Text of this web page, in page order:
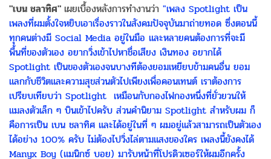
"เบน ชลาทิศ" เผยเบื้องหลังการทำงานว่า "เพลง Spotlight เป็น
เพลงที่ผมตั้งใจหยิบเอาเรื่องราวในสังคมปัจจุบันมาถ่ายทอด ซึ่งตอนนี้
ทุกคนต่างมี Social Media อยู่ในมือ และหลายคนต้องการที่จะมี
พื้นที่ของตัวเอง อยากวิ่งเข้าไปหาชื่อเสียง เงินทอง อยากได้
Spotlight เป็นของตัวเองจนบางทีต้องยอมเหยียบข้ามคนอื่น ยอม
แลกกับชีวิตและความสุขส่วนตัวไปเพียงเพื่อคอนเทนต์ เราต้องการ
เปรียบเทียบว่า Spotlight เหมือนกับกองไฟกองหนึ่งที่ยั่วยวนให้
แมลงตัวเล็ก ๆ บินเข้าไปครับ ส่วนคำนิยาม Spotlight สำหรับผม ก็
คือการเป็น เบน ชลาทิศ และได้อยู่ในที่ ๆ ผมอยู่แล้วสามารถเป็นตัวเอง
ได้อย่าง 100% ครับ ไม่ต้องไปวิ่งไล่ตามแสงของใคร เพลงนี้ยังคงได้
Manyx Boy (แมนิกซ์ บอย) มารับหน้าที่โปรดิวเซอร์ให้ผมอีกครั้ง